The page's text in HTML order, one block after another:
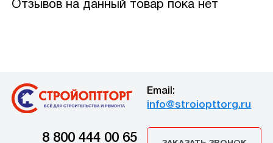
Отзывов на данный товар пока нет
Email:
info@stroiopttorg.ru
8 800 444 00 65